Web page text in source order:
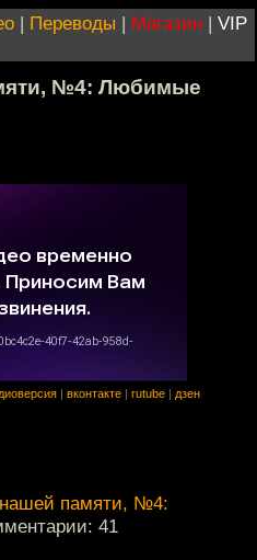
| Переводы | Магазин | VIP
№4: Любимые
вконтакте rutube дзен
памяти, №4:
41